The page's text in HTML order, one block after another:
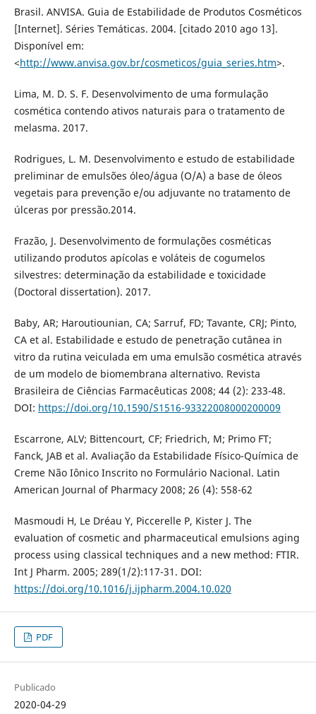
Brasil. ANVISA. Guia de Estabilidade de Produtos Cosméticos
[Internet]. Séries Temáticas. 2004. [citado 2010 ago 13].
Disponível em:
<http://www.anvisa.gov.br/cosmeticos/guia_series.htm>.
Lima, M. D. S. F. Desenvolvimento de uma formulação
cosmética contendo ativos naturais para o tratamento de
melasma. 2017.
Rodrigues, L. M. Desenvolvimento e estudo de estabilidade
preliminar de emulsões óleo/água (O/A) a base de óleos
vegetais para prevenção e/ou adjuvante no tratamento de
úlceras por pressão.2014.
Frazão, J. Desenvolvimento de formulações cosméticas
utilizando produtos apícolas e voláteis de cogumelos
silvestres: determinação da estabilidade e toxicidade
(Doctoral dissertation). 2017.
Baby, AR; Haroutiounian, CA; Sarruf, FD; Tavante, CRJ; Pinto,
CA et al. Estabilidade e estudo de penetração cutânea in
vitro da rutina veiculada em uma emulsão cosmética através
de um modelo de biomembrana alternativo. Revista
Brasileira de Ciências Farmacêuticas 2008; 44 (2): 233-48.
DOI: https://doi.org/10.1590/S1516-93322008000200009
Escarrone, ALV; Bittencourt, CF; Friedrich, M; Primo FT;
Fanck, JAB et al. Avaliação da Estabilidade Físico-Química de
Creme Não Iônico Inscrito no Formulário Nacional. Latin
American Journal of Pharmacy 2008; 26 (4): 558-62
Masmoudi H, Le Dréau Y, Piccerelle P, Kister J. The
evaluation of cosmetic and pharmaceutical emulsions aging
process using classical techniques and a new method: FTIR.
Int J Pharm. 2005; 289(1/2):117-31. DOI:
https://doi.org/10.1016/j.ijpharm.2004.10.020
PDF
Publicado
2020-04-29